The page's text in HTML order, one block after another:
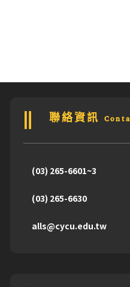
聯絡資訊
(03) 265-6601~3
(03) 265-6630
alls@cycu.edu.tw